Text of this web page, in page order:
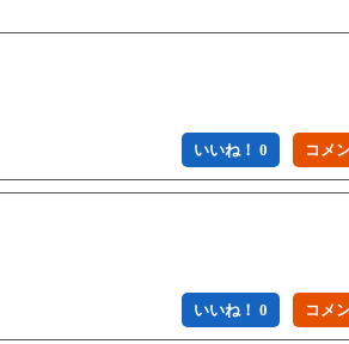
いいね！ 0
いいね！ 0